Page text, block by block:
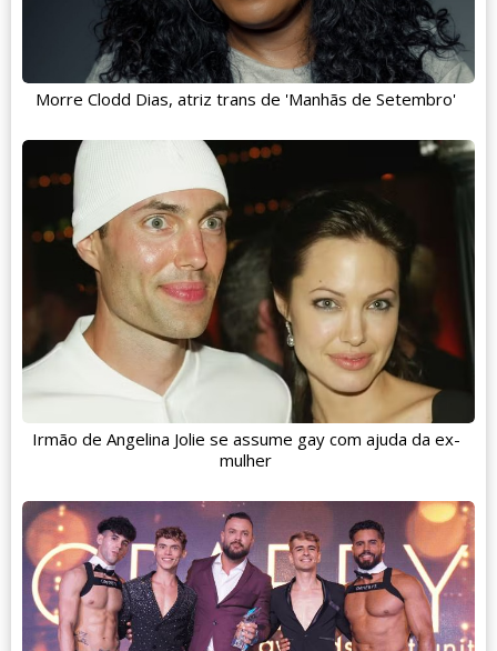
Morre Clodd Dias, atriz trans de 'Manhãs de Setembro'
Irmão de Angelina Jolie se assume gay com ajuda da ex-
mulher